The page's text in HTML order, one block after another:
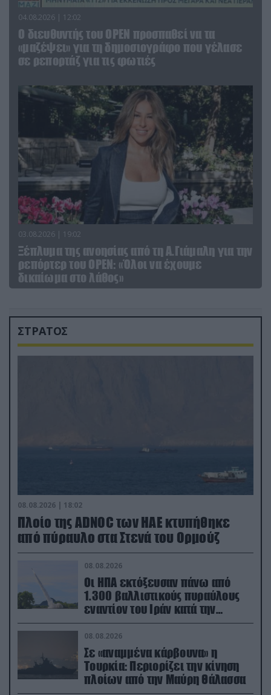
04.08.2026 | 12:02
O διευθυντής του OPEN προσπαθεί να τα
«μαζέψει» για τη δημοσιογράφο που γέλασε
σε ρεπορτάζ για τις φωτιές
03.08.2026 | 19:02
Ξέπλυμα της ανοησίας από τη Α.Γιάμαλη για την
ρεπόρτερ του ΟΡΕΝ: «Όλοι να έχουμε
δικαίωμα στο λάθος»
ΣΤΡΑΤΟΣ
08.08.2026 | 18:02
Πλοίο της ADNOC των ΗΑΕ κτυπήθηκε
από πύραυλο στα Στενά του Ορμούζ
08.08.2026
Οι ΗΠΑ εκτόξευσαν πάνω από
1.300 βαλλιστικούς πυραύλους
εναντίον του Ιράν κατά την
διάρκεια του πολέμου
08.08.2026
Σε «αναμμένα κάρβουνα» η
Τουρκία: Περιορίζει την κίνηση
πλοίων από την Μαύρη Θάλασσα